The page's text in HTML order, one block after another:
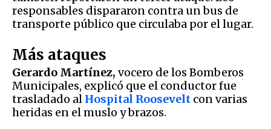
responsables dispararon contra un bus de
transporte público que circulaba por el lugar.
Más ataques
Gerardo Martínez, vocero de los Bomberos
Municipales, explicó que el conductor fue
trasladado al Hospital Roosevelt con varias
heridas en el muslo y brazos.